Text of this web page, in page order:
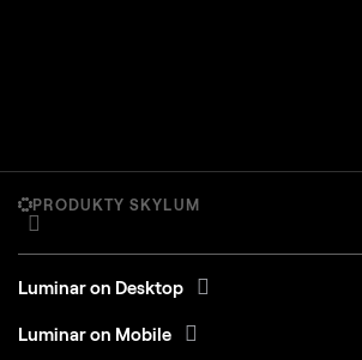
PRODUKTY SKYLUM
Luminar on Desktop
Luminar on Mobile